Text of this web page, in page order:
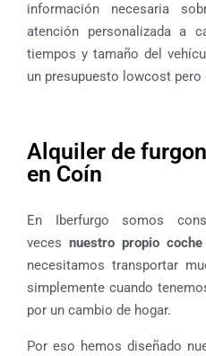
información necesaria
atención personalizada a
tiempos y tamaño del
un presupuesto lowcost
Alquiler de
en Coín
En Iberfurgo somos
veces nuestro propio
necesitamos transportar
simplemente cuando
por un cambio de hogar.
Por eso hemos diseñado